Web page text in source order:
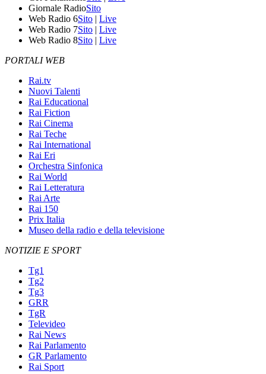
Giornale RadioSito
Web Radio 6Sito | Live
Web Radio 7Sito | Live
Web Radio 8Sito | Live
PORTALI WEB
Rai.tv
Nuovi Talenti
Rai Educational
Rai Fiction
Rai Cinema
Rai Teche
Rai International
Rai Eri
Orchestra Sinfonica
Rai World
Rai Letteratura
Rai Arte
Rai 150
Prix Italia
Museo della radio e della televisione
NOTIZIE E SPORT
Tg1
Tg2
Tg3
GRR
TgR
Televideo
Rai News
Rai Parlamento
GR Parlamento
Rai Sport